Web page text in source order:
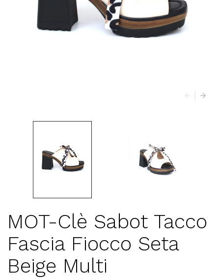
MOT-Clè Sabot Tacco
Fascia Fiocco Seta
Beige Multi